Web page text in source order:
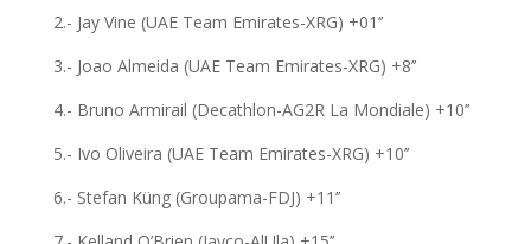
2.- Jay Vine (UAE Team Emirates-XRG) +01’’
3.- Joao Almeida (UAE Team Emirates-XRG) +8’’
4.- Bruno Armirail (Decathlon-AG2R La Mondiale) +10’’
5.- Ivo Oliveira (UAE Team Emirates-XRG) +10’’
6.- Stefan Küng (Groupama-FDJ) +11’’